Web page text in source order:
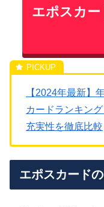
エポスカ
【2024年最新】
カードランキン
充実性を徹底比較
エポスカード